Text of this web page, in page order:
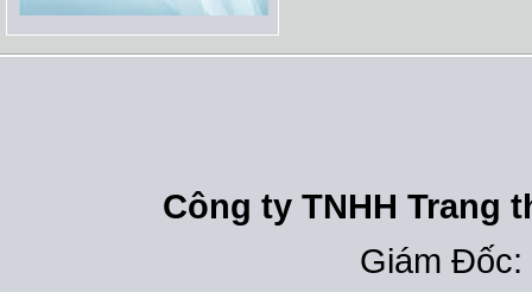
Công ty TNHH Trang
Giám Đốc: